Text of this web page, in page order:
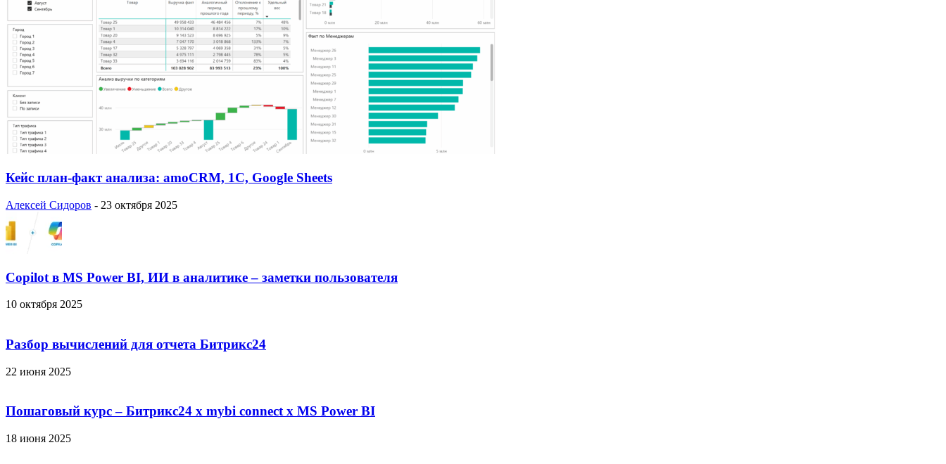
Кейс план-факт анализа: amoCRM, 1C, Google Sheets
Алексей Сидоров - 23 октября 2025
Copilot в MS Power BI, ИИ в аналитике – заметки пользователя
10 октября 2025
Разбор вычислений для отчета Битрикс24
22 июня 2025
Пошаговый курс – Битрикс24 х mybi connect х MS Power BI
18 июня 2025